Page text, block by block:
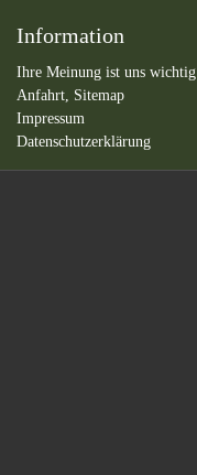
Information
Ihre Meinung ist uns wichtig
Anfahrt, Sitemap
Impressum
Datenschutzerklärung